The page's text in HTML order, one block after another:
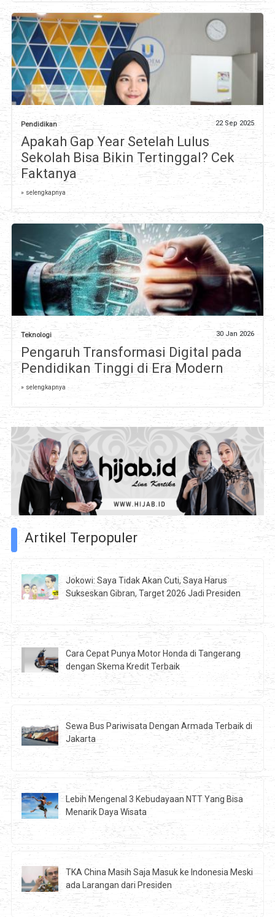
Pendidikan 22 Sep 2025
Apakah Gap Year Setelah Lulus
Sekolah Bisa Bikin Tertinggal? Cek
Faktanya
» selengkapnya
Teknologi 30 Jan 2026
Pengaruh Transformasi Digital pada
Pendidikan Tinggi di Era Modern
» selengkapnya
Artikel Terpopuler
Jokowi: Saya Tidak Akan Cuti, Saya Harus
Sukseskan Gibran, Target 2026 Jadi Presiden
Cara Cepat Punya Motor Honda di Tangerang
dengan Skema Kredit Terbaik
Sewa Bus Pariwisata Dengan Armada Terbaik di
Jakarta
Lebih Mengenal 3 Kebudayaan NTT Yang Bisa
Menarik Daya Wisata
TKA China Masih Saja Masuk ke Indonesia Meski
ada Larangan dari Presiden